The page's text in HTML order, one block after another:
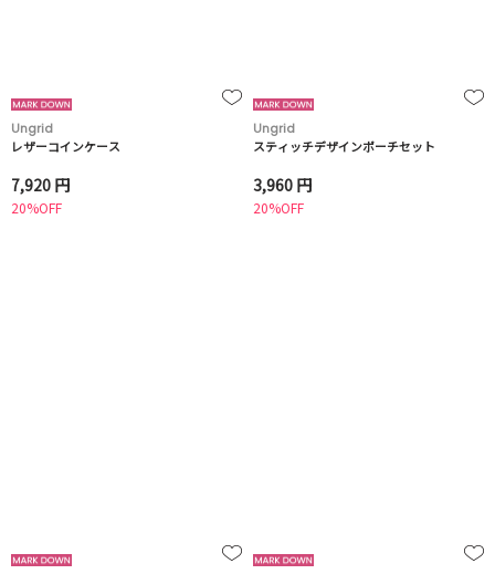
Ungrid
レザーコインケース
7,920 円
20%OFF
Ungrid
スティッチデザインポーチセット
3,960 円
20%OFF